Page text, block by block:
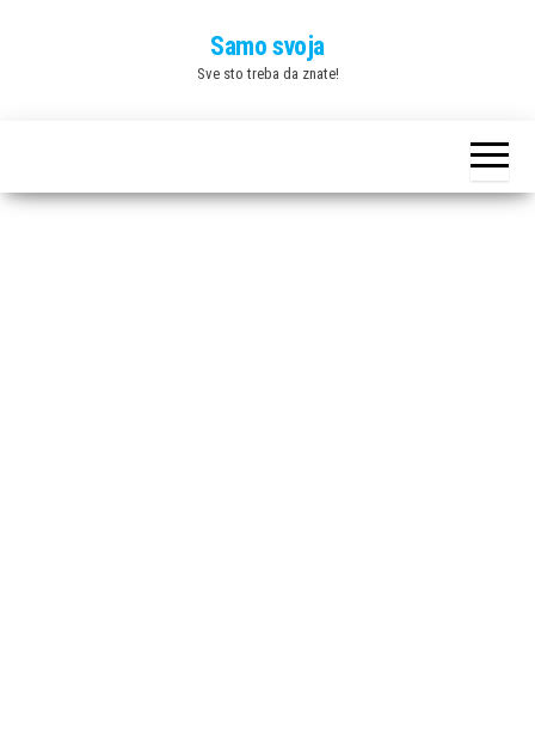
Samo svoja
Sve sto treba da znate!